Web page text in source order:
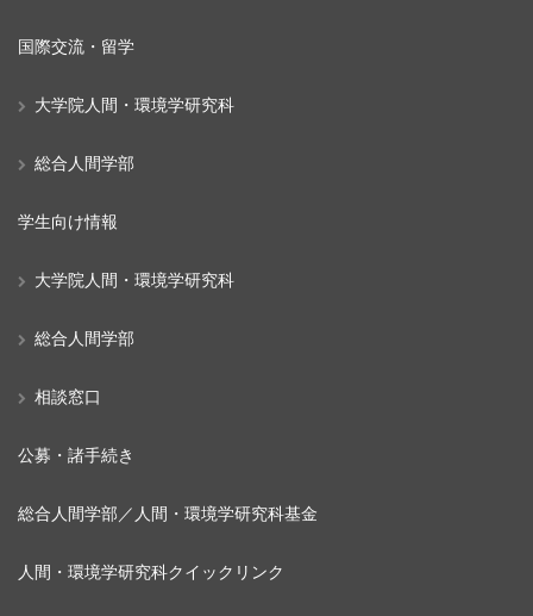
国際交流・留学
大学院人間・環境学研究科
総合人間学部
学生向け情報
大学院人間・環境学研究科
総合人間学部
相談窓口
公募・諸手続き
総合人間学部／人間・環境学研究科基金
人間・環境学研究科クイックリンク